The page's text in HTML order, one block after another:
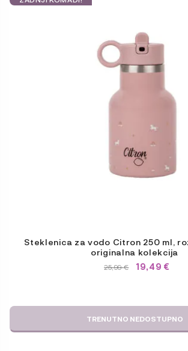
Steklenica za vodo Citron 250 ml,
originalna kolekcija
IZVIRNA
25,99 €.
25,99€TRENUTNA
19,49€
TRENUTNO NEDOSTUPNO